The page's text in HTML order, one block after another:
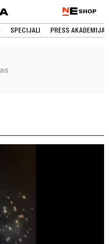
SHOP
SPECIJALI PRESS AKADEMIJA